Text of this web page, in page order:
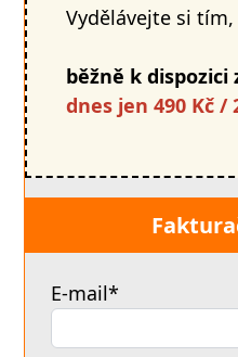
Vydělávejte si tím,
běžně k dispozici
dnes jen 490 Kč /
E-mail*